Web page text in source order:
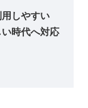
しやすい
時代へ対応